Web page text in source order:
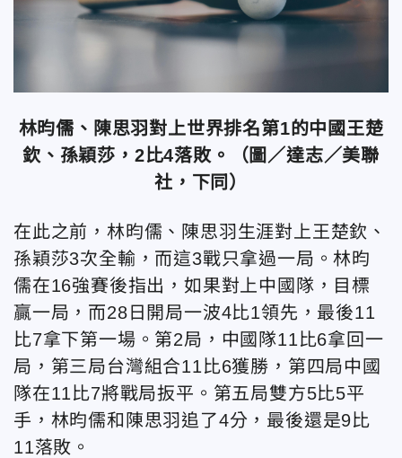
林昀儒、陳思羽對上世界排名第1的中國王楚
欽、孫穎莎，2比4落敗。（圖／達志／美聯
社，下同）
在此之前，林昀儒、陳思羽生涯對上王楚欽、
孫穎莎3次全輸，而這3戰只拿過一局。林昀
儒在16強賽後指出，如果對上中國隊，目標
贏一局，而28日開局一波4比1領先，最後11
比7拿下第一場。第2局，中國隊11比6拿回一
局，第三局台灣組合11比6獲勝，第四局中國
隊在11比7將戰局扳平。第五局雙方5比5平
手，林昀儒和陳思羽追了4分，最後還是9比
11落敗。